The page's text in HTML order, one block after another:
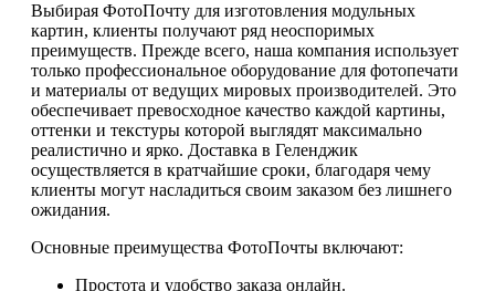
Выбирая ФотоПочту для изготовления модульных
картин, клиенты получают ряд неоспоримых
преимуществ. Прежде всего, наша компания использует
только профессиональное оборудование для фотопечати
и материалы от ведущих мировых производителей. Это
обеспечивает превосходное качество каждой картины,
оттенки и текстуры которой выглядят максимально
реалистично и ярко. Доставка в Геленджик
осуществляется в кратчайшие сроки, благодаря чему
клиенты могут насладиться своим заказом без лишнего
ожидания.
Основные преимущества ФотоПочты включают:
Простота и удобство заказа онлайн.